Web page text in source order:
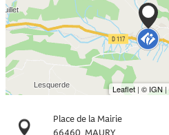
Place de la Mairie